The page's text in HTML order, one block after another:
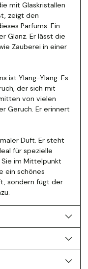
mit Glaskristallen
zeigt den
Parfums. Ein
Glanz. Er lässt die
Zauberei in einer
ist Ylang-Ylang. Es
der sich mit
von vielen
Geruch. Er erinnert
Duft. Er steht
für spezielle
im Mittelpunkt
ein schönes
sondern fügt der